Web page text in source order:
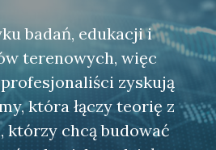
badań, edukacji i
terenowych, więc
zyskują
która łączy teorię z
którzy chcą budować